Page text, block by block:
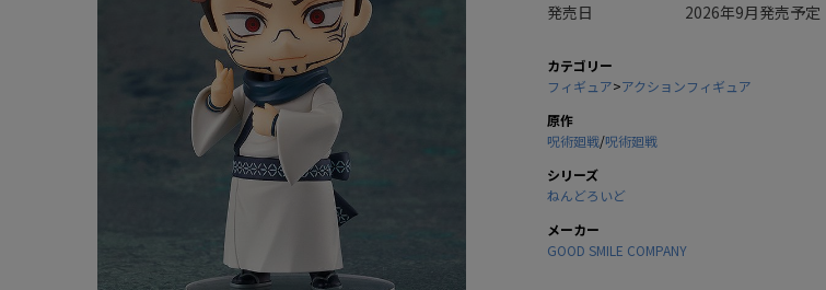
発売日
2026年9月発売予定
カテゴリー
フィギュア>アクションフィギュア
原作
呪術廻戦/呪術廻戦
シリーズ
ねんどろいど
メーカー
GOOD SMILE COMPANY